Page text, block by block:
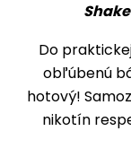
Do
obľúbenú
hotový!
nikotín